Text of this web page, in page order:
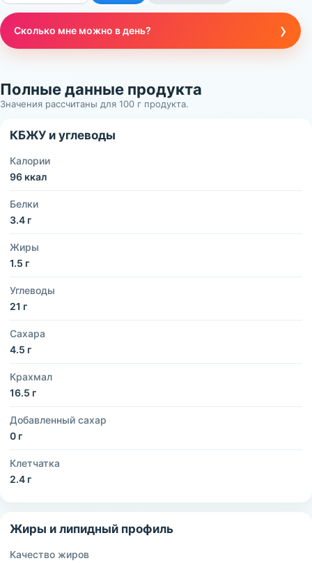
Сколько мне можно в день? ›
Полные данные продукта
Значения рассчитаны для 100 г продукта.
КБЖУ и углеводы
Калории
96 ккал
Белки
3.4 г
Жиры
1.5 г
Углеводы
21 г
Сахара
4.5 г
Крахмал
16.5 г
Добавленный сахар
0 г
Клетчатка
2.4 г
Жиры и липидный профиль
Качество жиров